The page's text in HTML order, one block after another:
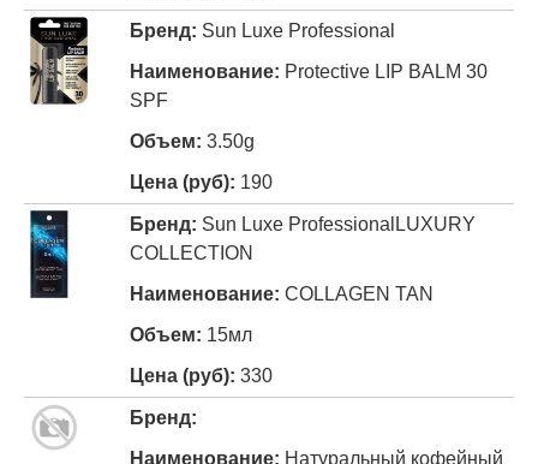
Sun Luxe Professional
Protective LIP BALM 30
SPF
3.50g
190
Sun Luxe Professional LUXURY
COLLECTION
COLLAGEN TAN
15мл
330
Натуральный кофейный